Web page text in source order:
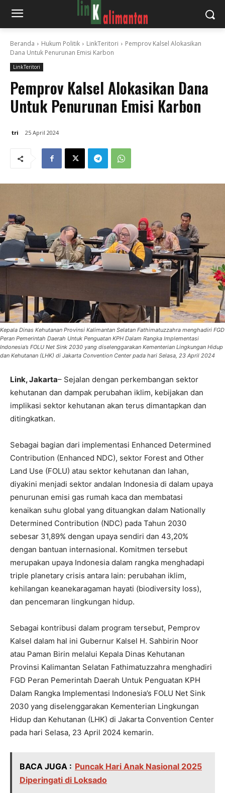
Beranda Hukum Politik LinkTeritori
Pemprov Kalsel Alokasikan
Dana Untuk Penurunan Emisi Karbon
LinkTeritori
Pemprov Kalsel Alokasikan Dana
Untuk Penurunan Emisi Karbon
tri 25 April 2024
Kepala Dinas Kehutanan Provinsi Kalimantan Selatan Fathimatuzzahra menghadiri FGD
Peran Pemerintah Daerah Untuk Penguatan KPH Dalam Rangka Implementasi
Indonesia’s FOLU Net Sink 2030 yang diselenggarakan Kementerian Lingkungan Hidup
dan Kehutanan (LHK) di Jakarta Convention Center pada hari Selasa, 23 April 2024
Link, Jakarta– Sejalan dengan perkembangan sektor
kehutanan dan dampak perubahan iklim, kebijakan dan
implikasi sektor kehutanan akan terus dimantapkan dan
ditingkatkan.
Sebagai bagian dari implementasi Enhanced Determined
Contribution (Enhanced NDC), sektor Forest and Other
Land Use (FOLU) atau sektor kehutanan dan lahan,
diyakini menjadi sektor andalan Indonesia di dalam upaya
penurunan emisi gas rumah kaca dan membatasi
kenaikan suhu global yang dituangkan dalam Nationally
Determined Contribution (NDC) pada Tahun 2030
sebesar 31,89% dengan upaya sendiri dan 43,20%
dengan bantuan internasional. Komitmen tersebut
merupakan upaya Indonesia dalam rangka menghadapi
triple planetary crisis antara lain: perubahan iklim,
kehilangan keanekaragaman hayati (biodiversity loss),
dan pencemaran lingkungan hidup.
Sebagai kontribusi dalam program tersebut, Pemprov
Kalsel dalam hal ini Gubernur Kalsel H. Sahbirin Noor
atau Paman Birin melalui Kepala Dinas Kehutanan
Provinsi Kalimantan Selatan Fathimatuzzahra menghadiri
FGD Peran Pemerintah Daerah Untuk Penguatan KPH
Dalam Rangka Implementasi Indonesia’s FOLU Net Sink
2030 yang diselenggarakan Kementerian Lingkungan
Hidup dan Kehutanan (LHK) di Jakarta Convention Center
pada hari Selasa, 23 April 2024 kemarin.
BACA JUGA : Puncak Hari Anak Nasional 2025
Diperingati di Loksado